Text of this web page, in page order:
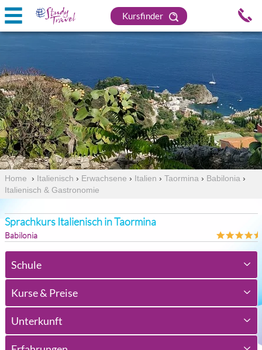
Kursfinder
Home › Italienisch › Erwachsene › Italien › Taormina › Babilonia ›
Italienisch & Gastronomie
Sprachkurs Italienisch in Taormina
Babilonia
Schule
Kurse & Preise
Unterkunft